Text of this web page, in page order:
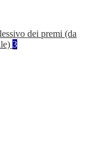
dei premi (da
3